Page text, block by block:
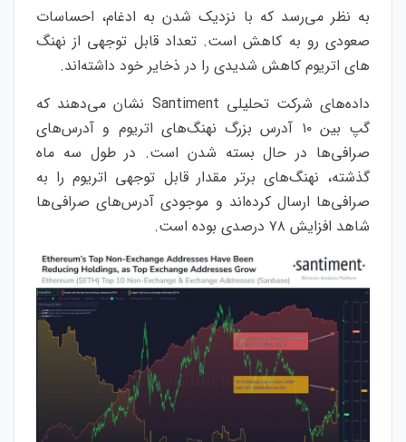
به نظر می‌رسد که با نزدیک شدن به ادغام، احساسات
صعودی رو به کاهش است. تعداد قابل توجهی از نهنگ
های اتریوم کاهش شدیدی را در ذخایر خود داشته‌اند.
داده‌های شرکت تحلیلی Santiment نشان می‌دهند که
گپ بین ۱۰ آدرس‌ بزرگ نهنگ‌های اتریوم و آدرس‌های
صرافی‌ها در حال بسته شدن است. در طول سه ماه
گذشته، نهنگ‌های برتر مقدار قابل توجهی اتریوم را به
صرافی‌ها ارسال کرده‌اند و موجودی آدرس‌های صرافی‌ها
شاهد افزایش ۷۸ درصدی بوده‌ است.